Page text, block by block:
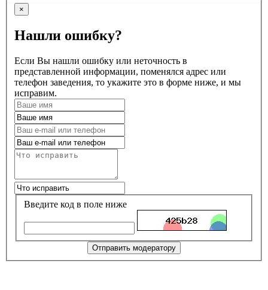
×
Нашли ошибку?
Если Вы нашли ошибку или неточность в
представленной информации, поменялся адрес или
телефон заведения, то укажите это в форме ниже, и мы
исправим.
Введите код в поле ниже
Отправить модератору